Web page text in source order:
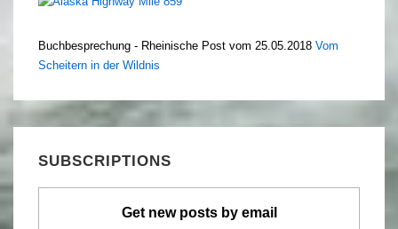
Buchbesprechung - Rheinische Post vom 25.05.2018 Vom
Scheitern in der Wildnis
SUBSCRIPTIONS
Get new posts by email